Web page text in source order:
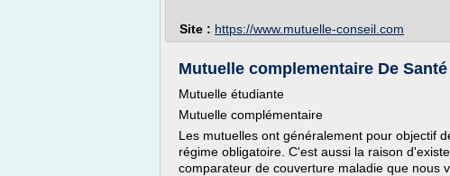
Site : https://www.mutuelle-conseil.com
Mutuelle complementaire De
Mutuelle étudiante
Mutuelle complémentaire
Les mutuelles ont généralement pour objectif
régime obligatoire. C'est aussi la raison
comparateur de couverture maladie que nous